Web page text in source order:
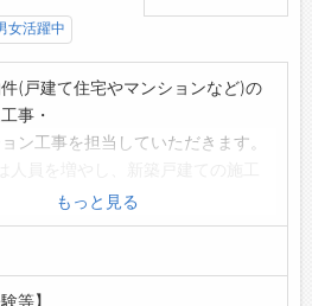
女活躍中
(戸建て住宅やマンションなど)の
事・
ン工事を担当していただきます。
います。
可取得済み)
フォームの内容や設備機器・部材
もっと見る
等】